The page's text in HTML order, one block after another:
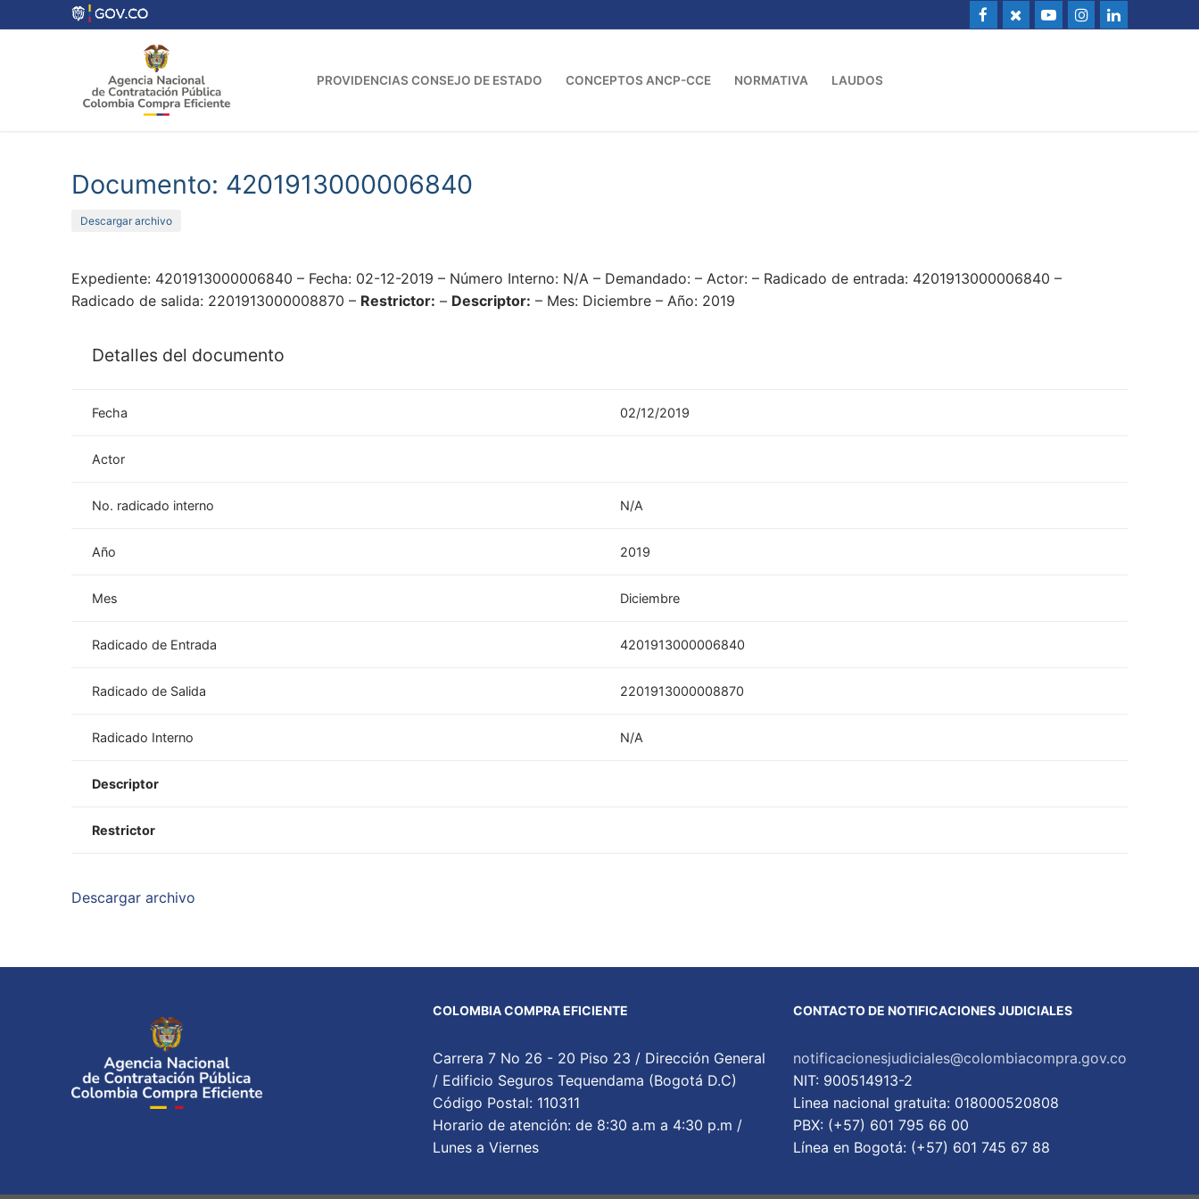
al
PROVIDENCIAS CONSEJO DE ESTADO CONCEPTOS ANCP-CCE NORMATIVA LAUDOS
Documento: 4201913000006840
Descargar archivo
Expediente: 4201913000006840 – Fecha: 02-12-2019 – Número Interno: N/A – Demandado: – Actor: – Radicado de entrada: 4201913000006840 –
Radicado de salida: 2201913000008870 – Restrictor: – Descriptor: – Mes: Diciembre – Año: 2019
Detalles del documento
Fecha 02/12/2019
Actor
No. radicado interno N/A
Año 2019
Mes Diciembre
Radicado de Entrada 4201913000006840
Radicado de Salida 2201913000008870
Radicado Interno N/A
Descriptor
Restrictor
Descargar archivo
COLOMBIA COMPRA EFICIENTE
Carrera 7 No 26 - 20 Piso 23 / Dirección General
/ Edificio Seguros Tequendama (Bogotá D.C)
Código Postal: 110311
Horario de atención: de 8:30 a.m a 4:30 p.m /
Lunes a Viernes
CONTACTO DE NOTIFICACIONES JUDICIALES
notificacionesjudiciales@colombiacompra.gov.co
NIT: 900514913-2
Linea nacional gratuita: 018000520808
PBX: (+57) 601 795 66 00
Lí­nea en Bogotá: (+57) 601 745 67 88